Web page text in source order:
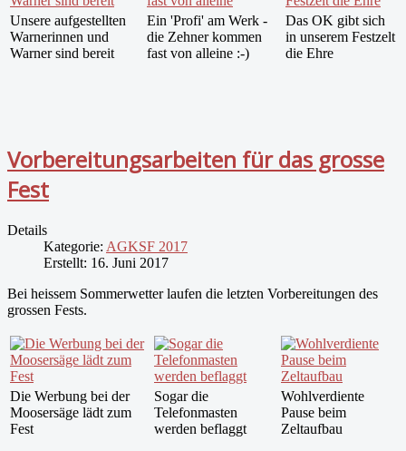
Unsere aufgestellten
Warnerinnen und
Warner sind bereit
Ein 'Profi' am Werk -
die Zehner kommen
fast von alleine :-)
Das OK gibt sich
in unserem Festzelt
die Ehre
Vorbereitungsarbeiten für das grosse
Fest
Details
Kategorie: AGKSF 2017
Erstellt: 16. Juni 2017
Bei heissem Sommerwetter laufen die letzten Vorbereitungen des
grossen Fests.
Die Werbung bei der
Moosersäge lädt zum
Fest
Sogar die
Telefonmasten
werden beflaggt
Wohlverdiente
Pause beim
Zeltaufbau